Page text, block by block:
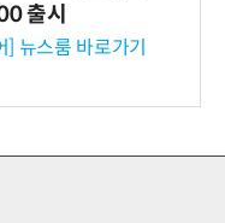
출시
] 뉴스룸 바로가기